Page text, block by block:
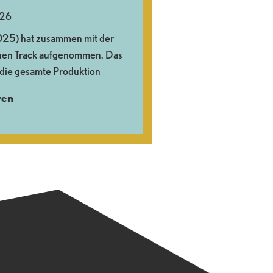
hat zusammen mit der
Track aufgenommen. Das
gesamte Produktion